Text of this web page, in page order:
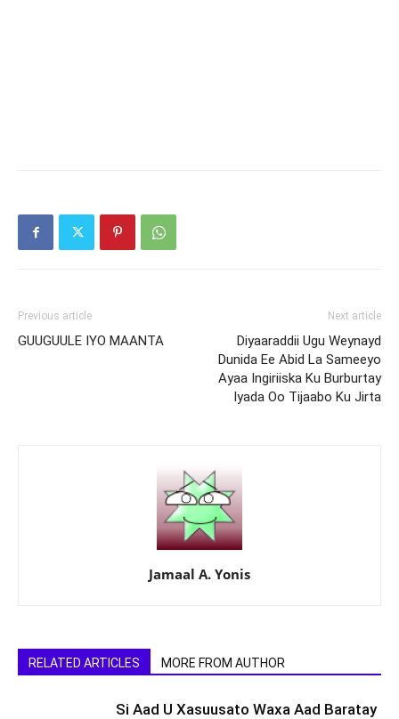
Previous article
GUUGUULE IYO MAANTA
Next article
Diyaaraddii Ugu Weynayd
Dunida Ee Abid La Sameeyo
Ayaa Ingiriiska Ku Burburtay
Iyada Oo Tijaabo Ku Jirta
Jamaal A. Yonis
RELATED ARTICLES MORE FROM AUTHOR
Si Aad U Xasuusato Waxa Aad Baratay